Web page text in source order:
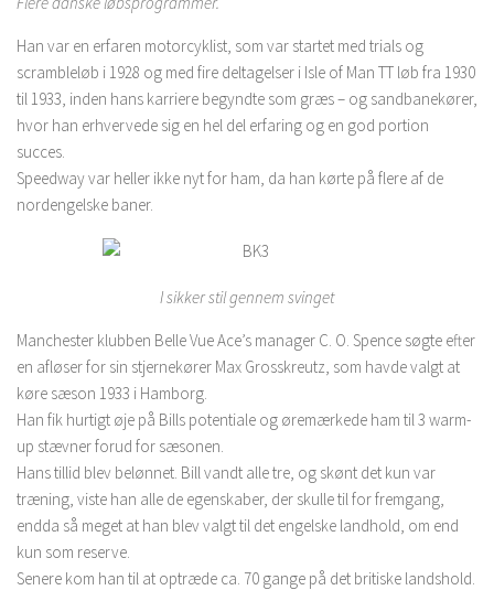
Han var en erfaren motorcyklist, som var startet med trials og
scrambleløb i 1928 og med fire deltagelser i Isle of Man TT løb fra 1930
til 1933, inden hans karriere begyndte som græs – og sandbanekører,
hvor han erhvervede sig en hel del erfaring og en god portion
succes.
Speedway var heller ikke nyt for ham, da han kørte på flere af de
nordengelske baner.
I sikker stil gennem svinget
Manchester klubben Belle Vue Ace’s manager C. O. Spence søgte efter
en afløser for sin stjernekører Max Grosskreutz, som havde valgt at
køre sæson 1933 i Hamborg.
Han fik hurtigt øje på Bills potentiale og øremærkede ham til 3 warm-
up stævner forud for sæsonen.
Hans tillid blev belønnet. Bill vandt alle tre, og skønt det kun var
træning, viste han alle de egenskaber, der skulle til for fremgang,
endda så meget at han blev valgt til det engelske landhold, om end
kun som reserve.
Senere kom han til at optræde ca. 70 gange på det britiske landshold.